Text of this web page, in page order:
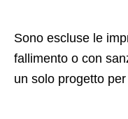
Sono escluse le
fallimento o con
un solo progetto